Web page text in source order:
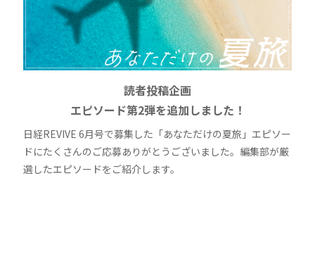
読者投稿企画
エピソード第2弾を追加しました！
日経REVIVE 6月号で募集した「あなただけの夏旅」エピソー
ドにたくさんのご応募ありがとうございました。編集部が厳
選したエピソードをご紹介します。